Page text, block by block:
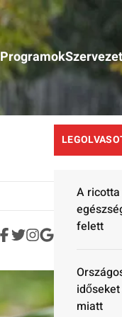
Programok
A
felett
miatt